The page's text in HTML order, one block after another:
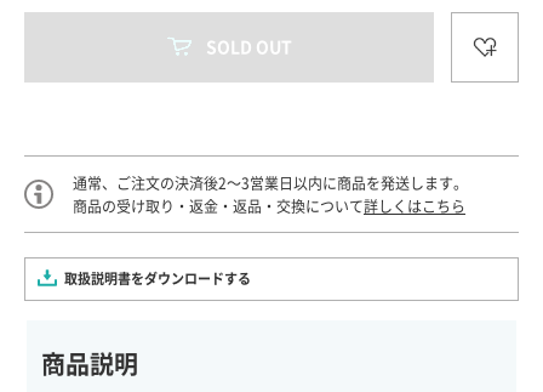
SOLD OUT
通常、ご注文の決済後2～3営業日以内に商品を発送します。
商品の受け取り・返金・返品・交換について詳しくはこちら
取扱説明書をダウンロードする
商品説明